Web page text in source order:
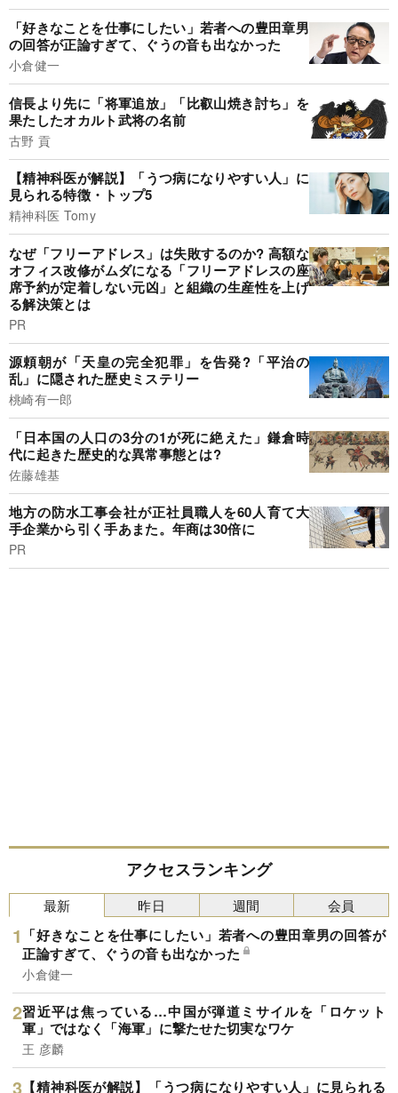
「好きなことを仕事にしたい」若者への豊田章男
の回答が正論すぎて、ぐうの音も出なかった
小倉健一
信長より先に「将軍追放」「比叡山焼き討ち」を
果たしたオカルト武将の名前
古野 貢
【精神科医が解説】「うつ病になりやすい人」に
見られる特徴・トップ5
精神科医 Tomy
なぜ「フリーアドレス」は失敗するのか? 高額な
オフィス改修がムダになる「フリーアドレスの座
席予約が定着しない元凶」と組織の生産性を上げ
る解決策とは
PR
源頼朝が「天皇の完全犯罪」を告発?「平治の
乱」に隠された歴史ミステリー
桃崎有一郎
「日本国の人口の3分の1が死に絶えた」鎌倉時
代に起きた歴史的な異常事態とは?
佐藤雄基
地方の防水工事会社が正社員職人を60人育て大
手企業から引く手あまた。年商は30倍に
PR
アクセスランキング
最新
「好きなことを仕事にしたい」若者への豊田章男の回答が
正論すぎて、ぐうの音も出なかった
小倉健一
習近平は焦っている…中国が弾道ミサイルを「ロケット
軍」ではなく「海軍」に撃たせた切実なワケ
王 彦麟
【精神科医が解説】「うつ病になりやすい人」に見られる
昨日 週間 会員